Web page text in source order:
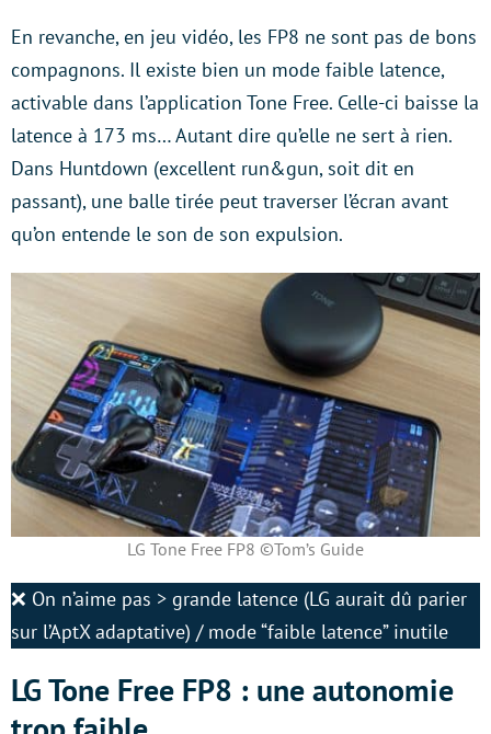
En revanche, en jeu vidéo, les FP8 ne sont pas de bons
compagnons. Il existe bien un mode faible latence,
activable dans l’application Tone Free. Celle-ci baisse la
latence à 173 ms… Autant dire qu’elle ne sert à rien.
Dans Huntdown (excellent run&gun, soit dit en
passant), une balle tirée peut traverser l’écran avant
qu’on entende le son de son expulsion.
LG Tone Free FP8 ©Tom’s Guide
❌ On n’aime pas > grande latence (LG aurait dû parier
sur l’AptX adaptative) / mode “faible latence” inutile
LG Tone Free FP8 : une autonomie